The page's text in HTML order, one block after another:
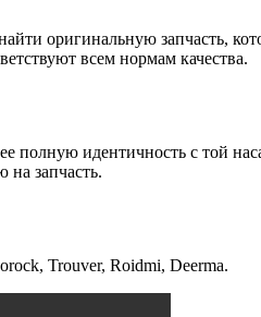
оригинальную запчасть,
всем нормам качества.
полную идентичность с той
на запчасть.
Trouver, Roidmi, Deerma.